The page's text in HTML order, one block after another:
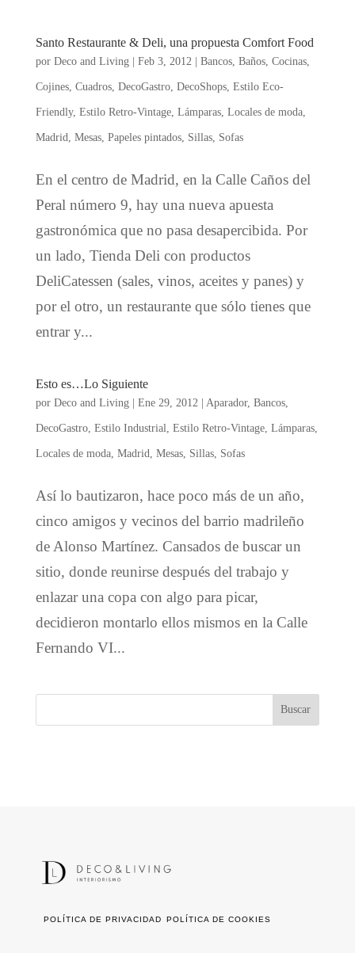
Santo Restaurante & Deli, una propuesta Comfort Food
por Deco and Living| Feb 3, 2012| Bancos, Baños, Cocinas,
Cojines, Cuadros, DecoGastro, DecoShops, Estilo Eco-
Friendly, Estilo Retro-Vintage, Lámparas, Locales de moda,
Madrid, Mesas, Papeles pintados, Sillas, Sofas
En el centro de Madrid, en la Calle Caños del
Peral número 9, hay una nueva apuesta
gastronómica que no pasa desapercibida. Por
un lado, Tienda Deli con productos
DeliCatessen (sales, vinos, aceites y panes) y
por el otro, un restaurante que sólo tienes que
entrar y...
Esto es…Lo Siguiente
por Deco and Living| Ene 29, 2012| Aparador, Bancos,
DecoGastro, Estilo Industrial, Estilo Retro-Vintage, Lámparas,
Locales de moda, Madrid, Mesas, Sillas, Sofas
Así lo bautizaron, hace poco más de un año,
cinco amigos y vecinos del barrio madrileño
de Alonso Martínez. Cansados de buscar un
sitio, donde reunirse después del trabajo y
enlazar una copa con algo para picar,
decidieron montarlo ellos mismos en la Calle
Fernando VI...
POLÍTICA DE PRIVACIDAD POLÍTICA DE COOKIES